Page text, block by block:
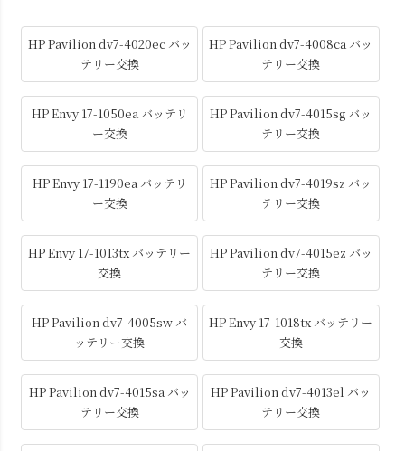
HP Pavilion dv7-4020ec バッ
テリー交換
HP Pavilion dv7-4008ca バッ
テリー交換
HP Envy 17-1050ea バッテリ
ー交換
HP Pavilion dv7-4015sg バッ
テリー交換
HP Envy 17-1190ea バッテリ
ー交換
HP Pavilion dv7-4019sz バッ
テリー交換
HP Envy 17-1013tx バッテリー
交換
HP Pavilion dv7-4015ez バッ
テリー交換
HP Pavilion dv7-4005sw バ
ッテリー交換
HP Envy 17-1018tx バッテリー
交換
HP Pavilion dv7-4015sa バッ
テリー交換
HP Pavilion dv7-4013el バッ
テリー交換